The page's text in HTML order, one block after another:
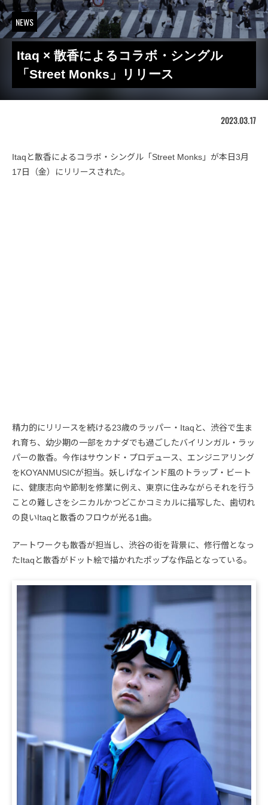
NEWS
Itaq × 散香によるコラボ・シングル
「Street Monks」リリース
2023.03.17
Itaqと散香によるコラボ・シングル「Street Monks」が本日3月
17日（金）にリリースされた。
精力的にリリースを続ける23歳のラッパー・Itaqと、渋谷で生ま
れ育ち、幼少期の一部をカナダでも過ごしたバイリンガル・ラッ
パーの散香。今作はサウンド・プロデュース、エンジニアリング
をKOYANMUSICが担当。妖しげなインド風のトラップ・ビート
に、健康志向や節制を修業に例え、東京に住みながらそれを行う
ことの難しさをシニカルかつどこかコミカルに描写した、歯切れ
の良いItaqと散香のフロウが光る1曲。
アートワークも散香が担当し、渋谷の街を背景に、修行僧となっ
たItaqと散香がドット絵で描かれたポップな作品となっている。